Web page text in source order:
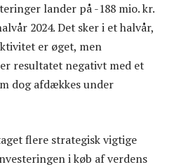
lander på -188 mio. kr.
2024. Det sker i et halvår,
er øget, men
resultatet negativt med et
dog afdækkes under
flere strategisk vigtige
i køb af verdens